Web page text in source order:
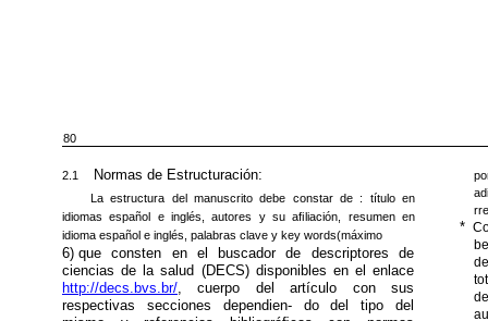
80
2.1 Normas de Estructuración:
La estructura del manuscrito debe constar de : título en
idiomas español e inglés, autores y su aﬁliación, resumen en
idioma español e inglés, palabras clave y key words(máximo
6) que consten en el buscador de descriptores de
ciencias de la salud (DECS) disponibles en el enlace
http://decs.bvs.br/, cuerpo del artículo con sus
respectivas secciones dependien- do del tipo del
*